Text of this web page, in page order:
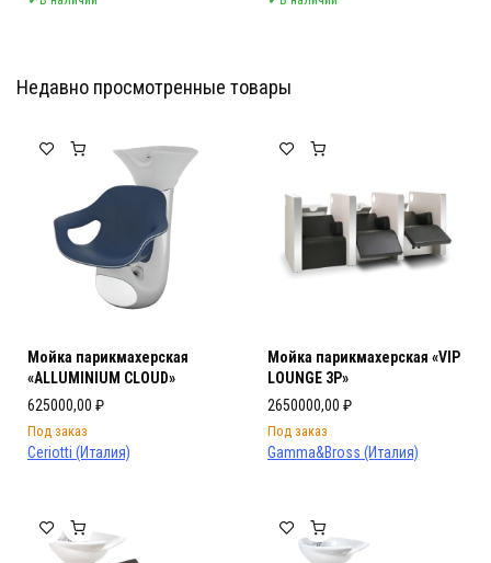
Недавно просмотренные товары
Мойка парикмахерская
«ALLUMINIUM CLOUD»
625000,00 ₽
Под заказ
Ceriotti (Италия)
Мойка парикмахерская «VIP
LOUNGE 3P»
2650000,00 ₽
Под заказ
Gamma&Bross (Италия)